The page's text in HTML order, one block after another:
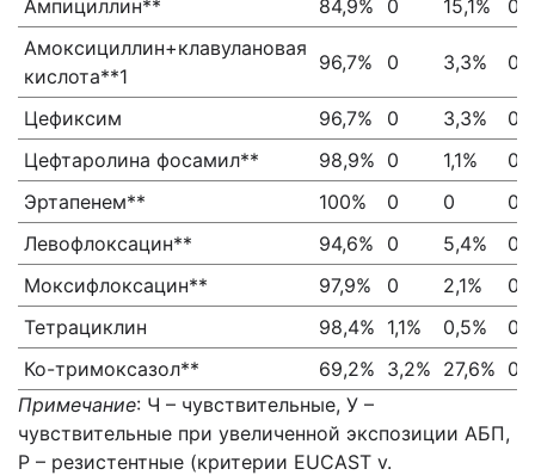
Ампициллин**
84,9% 0 15,1%
Амоксициллин+клавулановая
кислота**1
96,7% 0 3,3% 0,5
Цефиксим 96,7% 0 3,3%
Цефтаролина фосамил**
98,9% 0 1,1%
Эртапенем**
100% 0 0
Левофлоксацин**
94,6% 0 5,4%
Моксифлоксацин**
97,9% 0 2,1%
Тетрациклин
98,4% 1,1% 0,5%
0,5
Ко-тримоксазол**
69,2% 3,2% 27,6%
Примечание: Ч – чувствительные, У –
чувствительные при увеличенной экспозиции АБП,
Р – резистентные (критерии EUCAST v.